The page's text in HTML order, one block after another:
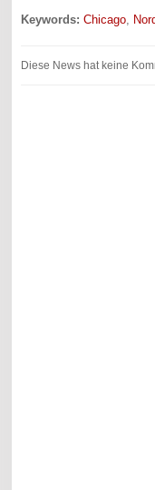
Keywords: Chicago,
Diese News hat keine